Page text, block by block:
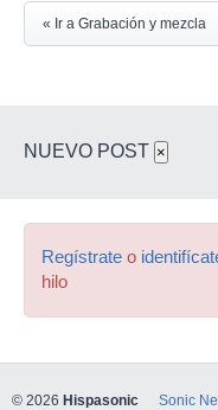
« Ir a Grabación y mezcla
NUEVO POST ×
Regístrate o
hilo
© 2026 Hispasonic Sonic